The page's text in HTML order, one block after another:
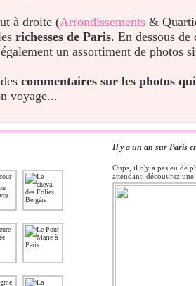
à droite (Arrondissements &
richesses de Paris. En dessous de
un assortiment de photos
commentaires sur les photos
voyage...
Il y a un an sur Paris
Oups, il n'y a pas eu de
attendant, découvrez